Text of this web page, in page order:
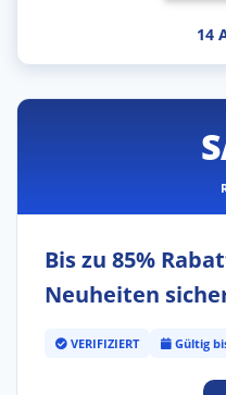
14
Bis zu 85%
Neuheiten
VERIFIZIERT Gültig